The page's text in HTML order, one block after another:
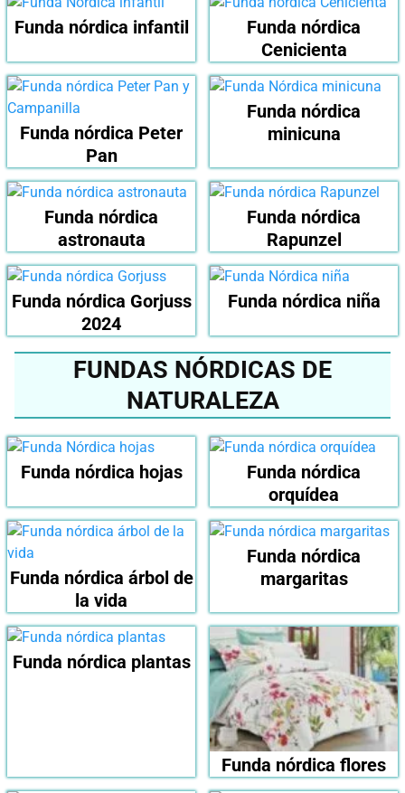
Funda nórdica infantil
Funda nórdica
Cenicienta
Funda nórdica Peter
Pan
Funda nórdica
minicuna
Funda nórdica
astronauta
Funda nórdica
Rapunzel
Funda nórdica Gorjuss
2024
Funda nórdica niña
FUNDAS NÓRDICAS DE
NATURALEZA
Funda nórdica hojas
Funda nórdica
orquídea
Funda nórdica árbol de
la vida
Funda nórdica
margaritas
Funda nórdica plantas
Funda nórdica flores